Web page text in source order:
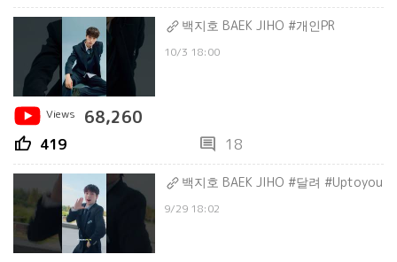
백지호 BAEK JIHO #개인PR
10/3 18:00
Views 68,260
thumb_up 419 comment 18
백지호 BAEK JIHO #달려 #Uptoyou
9/29 18:02